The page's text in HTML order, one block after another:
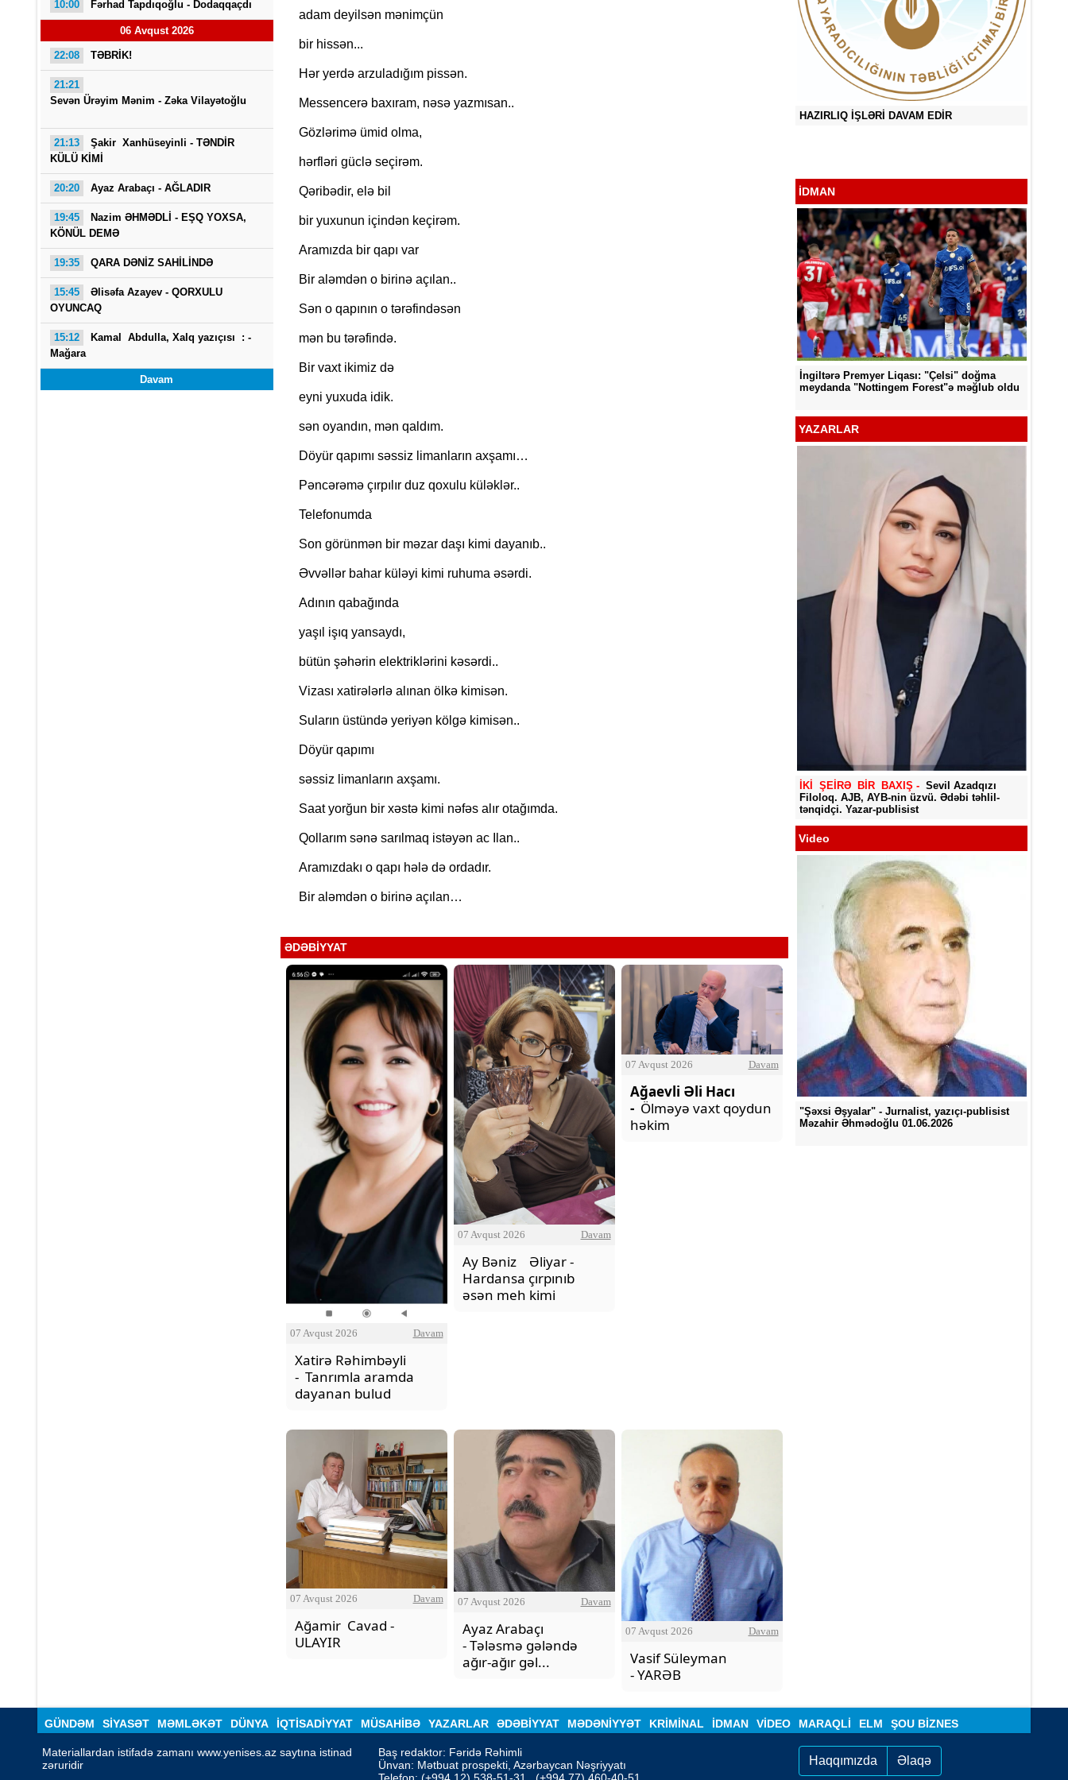
10:00 Fərhad Tapdıqoğlu - Dodaqqaçdı
06 Avqust 2026
22:08 TƏBRİK!
21:21
Sevən Ürəyim Mənim - Zəka Vilayətoğlu
21:13
Şakir Xanhüseyinli - TƏNDİR
KÜLÜ KİMİ
20:20 Ayaz Arabaçı - AĞLADIR
19:45
Nazim ƏHMƏDLİ - EŞQ YOXSA,
KÖNÜL DEMƏ
19:35 QARA DƏNİZ SAHİLİNDƏ
15:45 Əlisəfa Azayev - QORXULU
OYUNCAQ
15:12
Kamal Abdulla, Xalq yazıçısı : -
Mağara
Davam
adam deyilsən mənimçün
bir hissən...
Hər yerdə arzuladığım pissən.
Messencerə baxıram, nəsə yazmısan..
Gözlərimə ümid olma,
hərfləri güclə seçirəm.
Qəribədir, elə bil
bir yuxunun içindən keçirəm.
Aramızda bir qapı var
Bir aləmdən o birinə açılan..
Sən o qapının o tərəfindəsən
mən bu tərəfində.
Bir vaxt ikimiz də
eyni yuxuda idik.
sən oyandın, mən qaldım.
Döyür qapımı səssiz limanların axşamı…
Pəncərəmə çırpılır duz qoxulu küləklər..
Telefonumda
Son görünmən bir məzar daşı kimi dayanıb..
Əvvəllər bahar küləyi kimi ruhuma əsərdi.
Adının qabağında
yaşıl işıq yansaydı,
bütün şəhərin elektriklərini kəsərdi..
Vizası xatirələrlə alınan ölkə kimisən.
Suların üstündə yeriyən kölgə kimisən..
Döyür qapımı
səssiz limanların axşamı.
Saat yorğun bir xəstə kimi nəfəs alır otağımda.
Qollarım sənə sarılmaq istəyən ac Ilan..
Aramızdakı o qapı hələ də ordadır.
Bir aləmdən o birinə açılan…
ƏDƏBIYYAT
07 Avqust 2026 Davam
Xatirə Rəhimbəyli
- Tanrımla aramda
dayanan bulud
07 Avqust 2026 Davam
Ay Bəniz Əliyar -
Hardansa çırpınıb
əsən meh kimi
07 Avqust 2026 Davam
Ağaevli Əli Hacı
- Ölməyə vaxt qoydun
həkim
07 Avqust 2026 Davam
Ağamir Cavad -
ULAYIR
07 Avqust 2026 Davam
Ayaz Arabaçı
- Tələsmə gələndə
ağır-ağır gəl...
07 Avqust 2026 Davam
Vasif Süleyman
- YARƏB
O Gözlərində - Zəka Vilayətoğlu
İDMAN
İngiltərə Premyer Liqası: "Çelsi" doğma
meydanda "Nottingem Forest"ə məğlub oldu
YAZARLAR
İKİ ŞEİRƏ BİR BAXIŞ - Sevil Azadqızı
Filoloq. AJB, AYB-nin üzvü. Ədəbi təhlil-
tənqidçi. Yazar-publisist
Video
"Şəxsi Əşyalar" - Jurnalist, yazıçı-publisist
Məzahir Əhmədoğlu 01.06.2026
GÜNDƏM SİYASƏT MƏMLƏKƏT DÜNYA İQTISADIYYAT MÜSAHİBƏ YAZARLAR ƏDƏBIYYAT MƏDƏNİYYƏT KRİMİNAL İDMAN VIDEO MARAQLI ELM ŞOU BIZNES
Materiallardan istifadə zamanı www.yenises.az saytına istinad
zəruridir
Baş redaktor: Fəridə Rəhimli
Ünvan: Mətbuat prospekti, Azərbaycan Nəşriyyatı
Telefon: (+994 12) 538-51-31 , (+994 77) 460-40-51
Haqqımızda Əlaqə